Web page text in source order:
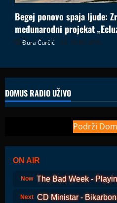
Begej ponovo spaja ljude:
međunarodni projekat
Đura Ćurčić 26.07.2026
DOMUS RADIO UŽIVO
Podrži
ON AIR
Now The Bad Week -
Next CD Ministar -